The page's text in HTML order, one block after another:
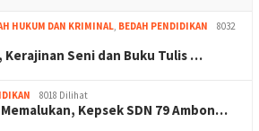
HUKUM DAN KRIMINAL BEDAH PENDIDIKAN
8032
Kerajinan Seni dan Buku Tulis …
8018 Dilihat
Kepsek SDN 79 Ambon…